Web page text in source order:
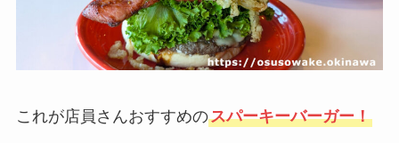
これが店員さんおすすめのスパーキーバーガー！